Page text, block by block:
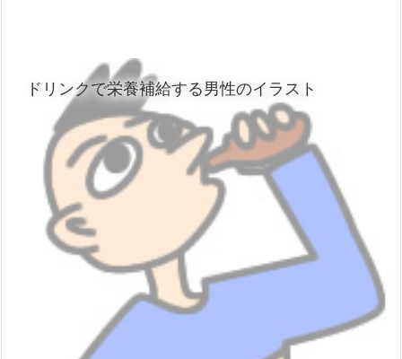
ドリンクで栄養補給する男性のイラスト